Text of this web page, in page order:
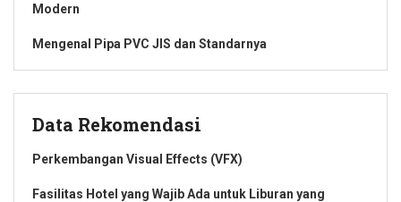
Modern
Mengenal Pipa PVC JIS dan Standarnya
Data Rekomendasi
Perkembangan Visual Effects (VFX)
Fasilitas Hotel yang Wajib Ada untuk Liburan yang